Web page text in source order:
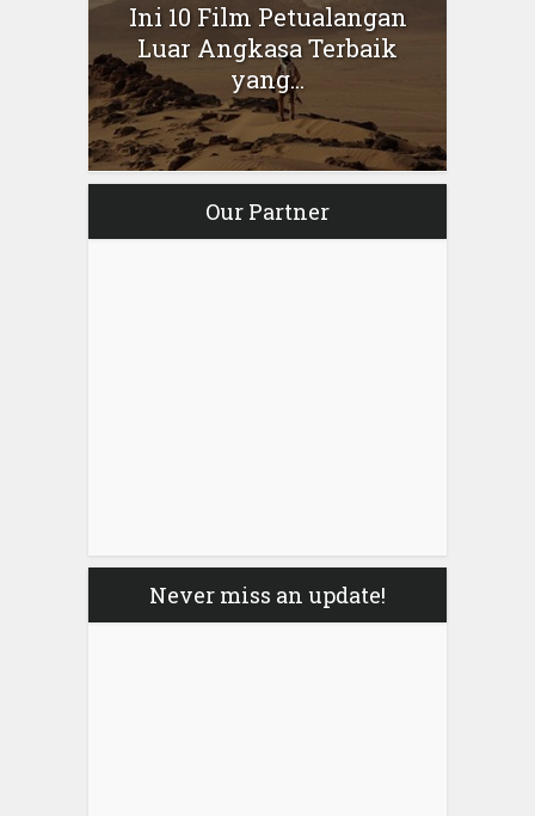
Ini 10 Film Petualangan
Luar Angkasa Terbaik
yang...
Our Partner
Never miss an update!